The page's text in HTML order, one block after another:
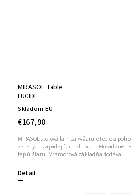
MIRASOL Table
LUCIDE
Skladom EU
€167,90
Detail
MIRASOL stolová lampa vyžaruje teplo a
zaliatych zapadajúcim slnkom. Mosadzné
teplú žiaru. Mramorová základňa dodáva...